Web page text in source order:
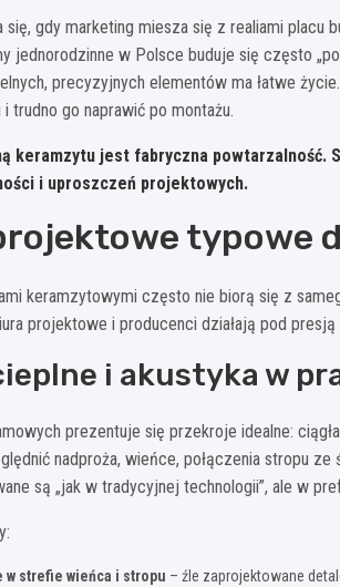
się, gdy marketing miesza się z realiami placu
jednorodzinne w Polsce buduje się często
precyzyjnych elementów ma łatwe życie.
i trudno go naprawić po montażu.
keramzytu jest fabryczna powtarzalność.
i uproszczeń projektowych.
typowe
keramzytowymi często nie biorą się z
projektowe i producenci działają pod
i akustyka w
prezentuje się przekroje idealne:
nadproża, wieńce, połączenia stropu
są „jak w tradycyjnej technologii”, ale w
w strefie wieńca i stropu – źle zaprojektowane